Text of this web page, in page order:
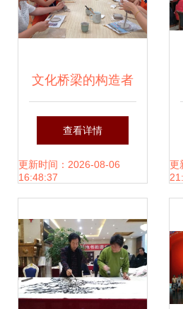
文化桥梁的构造者
——梁菡公司与文
化艺术交流实践
查看详情
更新时间：2026-08-06
16:48:37
更